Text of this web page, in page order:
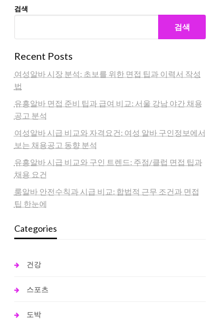
검색
검색
Recent Posts
여성알바 시장 분석: 초보를 위한 면접 팁과 이력서 작성
법
유흥알바 면접 준비 팁과 급여 비교: 서울 강남 야간 채용
공고 분석
여성알바 시급 비교와 자격요건: 여성 알바 구인정보에서
보는 채용공고 동향 분석
유흥알바 시급 비교와 구인 트렌드: 주점/클럽 면접 팁과
채용 요건
룸알바 안전수칙과 시급 비교: 합법적 근무 조건과 면접
팁 한눈에
Categories
건강
스포츠
도박